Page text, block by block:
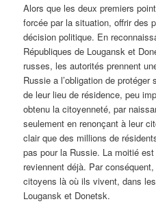
Alors que les deux premiers
forcée par la situation, offrir des
décision politique. En
Républiques de Lougansk et
russes, les autorités prennent
Russie a l’obligation de
de leur lieu de résidence, peu
obtenu la citoyenneté, par
seulement en renonçant à leur
clair que des millions de
pas pour la Russie. La moitié
reviennent déjà. Par
citoyens là où ils vivent, dans
Lougansk et Donetsk.